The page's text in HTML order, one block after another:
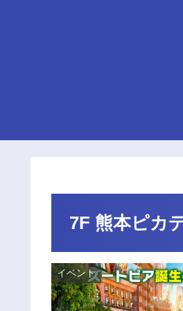
7F 熊本ピカ
イベント